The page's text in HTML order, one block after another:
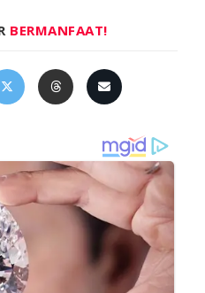
BERMANFAAT!